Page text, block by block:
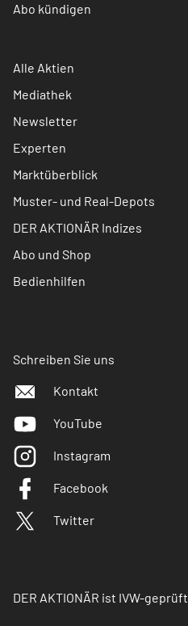
Abo kündigen
Alle Aktien
Mediathek
Newsletter
Experten
Marktüberblick
Muster- und Real-Depots
DER AKTIONÄR Indizes
Abo und Shop
Bedienhilfen
Schreiben Sie uns
Kontakt
YouTube
Instagram
Facebook
Twitter
DER AKTIONÄR ist IVW-geprüft